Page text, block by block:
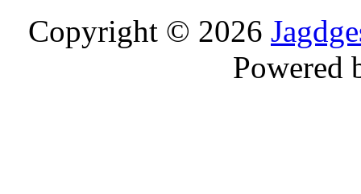
Copyright © 2026
Powered